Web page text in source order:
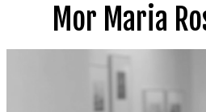
Mor Maria